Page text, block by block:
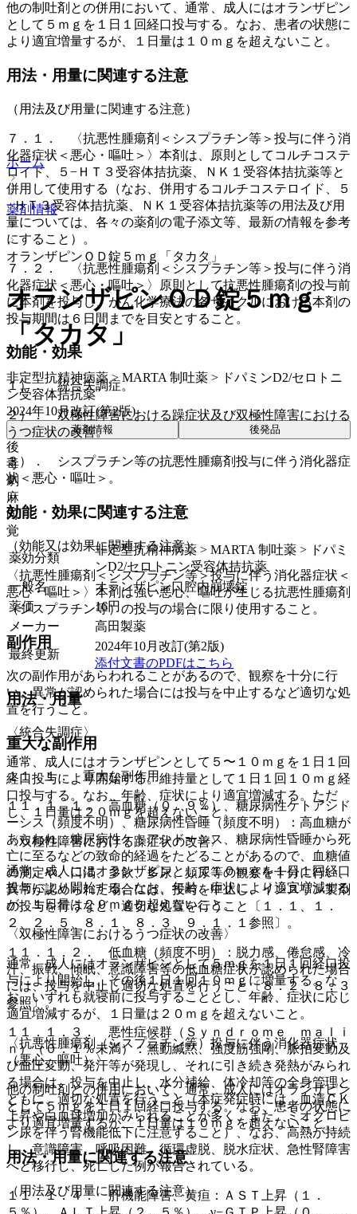
他の制吐剤との併用において、通常、成人にはオランザピン
として５ｍｇを１日１回経口投与する。なお、患者の状態に
より適宜増量するが、１日量は１０ｍｇを超えないこと。
用法・用量に関連する注意
（用法及び用量に関連する注意）
７．１． 〈抗悪性腫瘍剤＜シスプラチン等＞投与に伴う消
化器症状＜悪心・嘔吐＞〉本剤は、原則としてコルチコステ
ロイド、５−ＨＴ３受容体拮抗薬、ＮＫ１受容体拮抗薬等と
併用して使用する（なお、併用するコルチコステロイド、５
−ＨＴ３受容体拮抗薬、ＮＫ１受容体拮抗薬等の用法及び用
量については、各々の薬剤の電子添文等、最新の情報を参考
にすること）。
７．２． 〈抗悪性腫瘍剤＜シスプラチン等＞投与に伴う消
化器症状＜悪心・嘔吐＞〉原則として抗悪性腫瘍剤の投与前
に本剤を投与し、がん化学療法の各サイクルにおける本剤の
投与期間は６日間までを目安とすること。
効能・効果
１）． 統合失調症。
２）． 双極性障害における躁症状及び双極性障害における
うつ症状の改善。
３）． シスプラチン等の抗悪性腫瘍剤投与に伴う消化器症
状＜悪心・嘔吐＞。
効能・効果に関連する注意
（効能又は効果に関連する注意）
〈抗悪性腫瘍剤＜シスプラチン等＞投与に伴う消化器症状＜
悪心・嘔吐＞〉本剤は強い悪心、嘔吐が生じる抗悪性腫瘍剤
（シスプラチン等）の投与の場合に限り使用すること。
副作用
次の副作用があらわれることがあるので、観察を十分に行
い、異常が認められた場合には投与を中止するなど適切な処
置を行うこと。
重大な副作用
１１．１． 重大な副作用
１１．１．１． 高血糖（０．９％）、糖尿病性ケトアシド
ーシス（頻度不明）、糖尿病性昏睡（頻度不明）：高血糖が
あらわれ、糖尿病性ケトアシドーシス、糖尿病性昏睡から死
亡に至るなどの致命的経過をたどることがあるので、血糖値
の測定や、口渇、多飲、多尿、頻尿等の観察を十分に行い、
異常が認められた場合には、投与を中止し、インスリン製剤
の投与を行うなど、適切な処置を行うこと〔１．１、１．
２、２．５、８．１、８．３、９．１．１参照〕。
１１．１．２． 低血糖（頻度不明）：脱力感、倦怠感、冷
汗、振戦、傾眠、意識障害等の低血糖症状が認められた場合
には、投与を中止し適切な処置を行うこと〔８．２、８．３
参照〕。
１１．１．３． 悪性症候群（Ｓｙｎｄｒｏｍｅ ｍａｌｉ
ｎ）（０．１％未満）：無動緘黙、強度筋強剛、脈拍変動及
び血圧変動、発汗等が発現し、それに引き続き発熱がみられ
る場合は、投与を中止し、水分補給、体冷却等の全身管理と
ともに、適切な処置を行うこと（本症発症時には、血清ＣＫ
上昇や白血球増加がみられることが多く、また、ミオグロビ
ン尿を伴う腎機能低下に注意すること）、なお、高熱が持続
し、意識障害、呼吸困難、循環虚脱、脱水症状、急性腎障害
へと移行し、死亡した例が報告されている。
１１．１．４． 肝機能障害、黄疸：ＡＳＴ上昇（１．
ホーム
薬剤情報
オランザピンＯＤ錠５ｍｇ「タカタ」
オランザピンＯＤ錠５ｍｇ
「タカタ」
非定型抗精神病薬 > MARTA 制吐薬 > ドパミンD2/セロトニ
ン受容体拮抗薬
2024年10月改訂(第2版)
薬剤情報 後発品
後
毒
劇
麻
向
覚
薬効分類
非定型抗精神病薬 > MARTA 制吐薬 > ドパミ
ンD2/セロトニン受容体拮抗薬
一般名
オランザピン口腔内崩壊錠
薬価
16円
メーカー
高田製薬
最終更新
2024年10月改訂(第2版)
添付文書のPDFはこちら
用法・用量
〈統合失調症〉
通常、成人にはオランザピンとして５〜１０ｍｇを１日１回
経口投与により開始する。維持量として１日１回１０ｍｇ経
口投与する。なお、年齢、症状により適宜増減する。ただ
し、１日量は２０ｍｇを超えないこと。
〈双極性障害における躁症状の改善〉
通常、成人にはオランザピンとして１０ｍｇを１日１回経口
投与により開始する。なお、年齢、症状により適宜増減する
が、１日量は２０ｍｇを超えないこと。
〈双極性障害におけるうつ症状の改善〉
通常、成人にはオランザピンとして５ｍｇを１日１回経口投
与により開始し、その後１日１回１０ｍｇに増量する。な
お、いずれも就寝前に投与することとし、年齢、症状に応じ
適宜増減するが、１日量は２０ｍｇを超えないこと。
〈抗悪性腫瘍剤（シスプラチン等）投与に伴う消化器症状
（悪心、嘔吐）〉
他の制吐剤との併用において、通常、成人にはオランザピン
として５ｍｇを１日１回経口投与する。なお、患者の状態に
より適宜増量するが、１日量は１０ｍｇを超えないこと。
用法・用量に関連する注意
（用法及び用量に関連する注意）